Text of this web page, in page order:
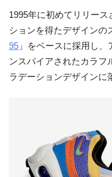
1995年に初めてリリー
ションを得たデザインの
95 」をベースに採用し
ンスパイアされたカラフ
ラデーションデザインに